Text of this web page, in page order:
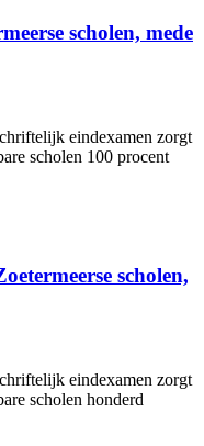
scholen, mede
eindexamen zorgt
scholen 100 procent
scholen,
eindexamen zorgt
scholen honderd